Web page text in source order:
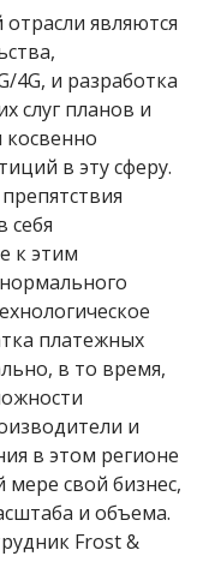
являются
и разработка
слуг планов и
в эту сферу.
к этим
платежных
в то время,
и
в этом регионе
мере свой бизнес,
и объема.
Frost &